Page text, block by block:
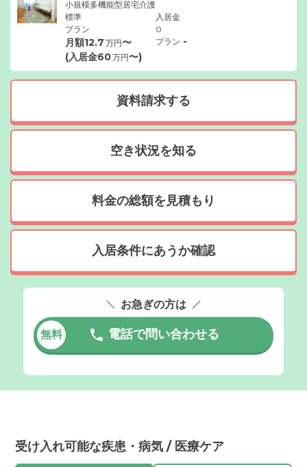
小規模多機能型居宅介護
標準
プラン
月額12.7 万円〜
(入居金60万円〜)
入居金
0
プラン -
資料請求する
空き状況を知る
料金の総額を見積もり
入居条件にあうか確認
お急ぎの方は
無料 電話で問い合わせる
受け入れ可能な疾患・病気 / 医療ケア